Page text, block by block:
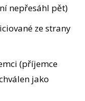
nepřesáhl pět)
ze strany
(příjemce
jako